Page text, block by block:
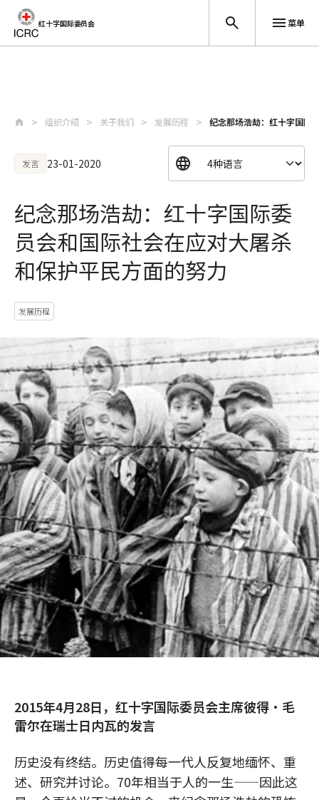
红十字国际委员会 菜单
组织介绍 关于我们 发展历程 纪念那场浩劫：红十字国际
发言 23-01-2020
纪念那场浩劫：红十字国际委
员会和国际社会在应对大屠杀
和保护平民方面的努力
发展历程
2015年4月28日，红十字国际委员会主席彼得·毛
雷尔在瑞士日内瓦的发言
历史没有终结。历史值得每一代人反复地缅怀、重
述、研究并讨论。70年相当于人的一生——因此这